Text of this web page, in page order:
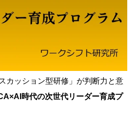
カッション型研修」が判断力と意
時代の次世代リーダー育成プ